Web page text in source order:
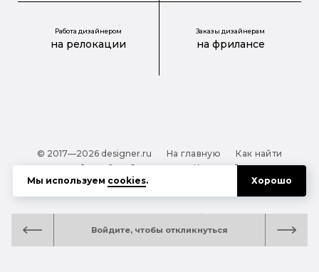
Войдите, чтобы откликнуться
Работа дизайнером
на релокации
Заказы дизайнерам
на фрилансе
© 2017—2026 designer.ru На главную
Как найти
дизайнера?
О проекте
Карта сайта
Обработка персональных данных
Файлы cookie
Полезная подсказка:
Как выбрать дизайнера:
руководство для тех, кто заказывает дизайн
Мы используем cookies. Хорошо